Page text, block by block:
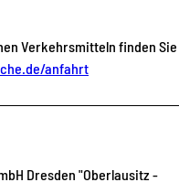
Verkehrsmitteln finden
anfahrt
Dresden "Oberlausitz -